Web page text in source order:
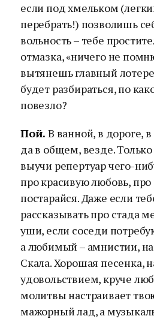
если под хмельком
перебрать!) позволишь
вольность – тебе
отмазка, «ничего не
вытянешь главный
будет разбираться, по
повезло?
Пой. В ванной, в дороге,
да в общем, везде.
выучи репертуар чего-
про красивую любовь,
постарайся. Даже если
рассказывать про стада
уши, если соседи
а любимый – амнистии,
Скала. Хорошая песенка,
удовольствием, круче
молитвы настраивает
мажорный лад, а